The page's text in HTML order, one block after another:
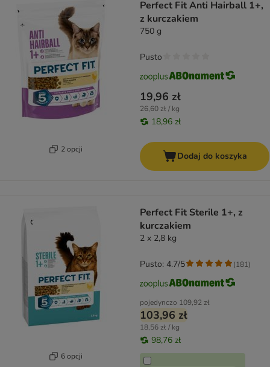
2 opcji
Perfect Fit Anti Hairball 1+,
z kurczakiem
750 g
19,96 zł
26,60 zł / kg
18,96 zł
Pusto
Dodaj do koszyka
6 opcji
Perfect Fit Sterile 1+, z
kurczakiem
2 x 2,8 kg
pojedynczo 109,92 zł
103,96 zł
18,56 zł / kg
98,76 zł
Pusto: 4.7/5 (181)